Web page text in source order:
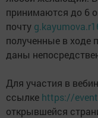
принимаются до 6
почту
полученные в ходе
даны
Для участия в
ссылке https://
открывшейся